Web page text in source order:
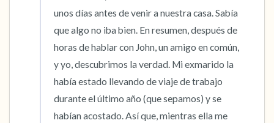
unos días antes de venir a nuestra casa. Sabía
que algo no iba bien. En resumen, después de
horas de hablar con John, un amigo en común,
y yo, descubrimos la verdad. Mi exmarido la
había estado llevando de viaje de trabajo
durante el último año (que sepamos) y se
habían acostado. Así que, mientras ella me